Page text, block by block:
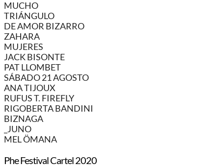
MUCHO
TRIÁNGULO
DE AMOR BIZARRO
ZAHARA
MUJERES
JACK BISONTE
PAT LLOMBET
SÁBADO 21 AGOSTO
ANA TIJOUX
RUFUS T. FIREFLY
RIGOBERTA BANDINI
BIZNAGA
_JUNO
MEL ÖMANA
Phe Festival Cartel 2020